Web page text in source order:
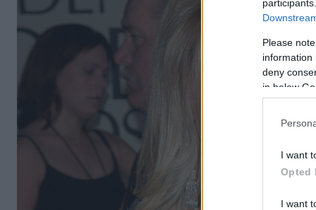
Please
information
deny
in below
I want
Opted
I want